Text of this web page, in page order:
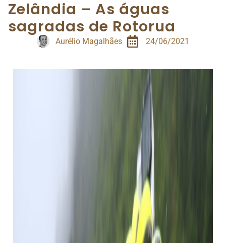
Zelândia – As águas
sagradas de Rotorua
Aurélio Magalhães 24/06/2021